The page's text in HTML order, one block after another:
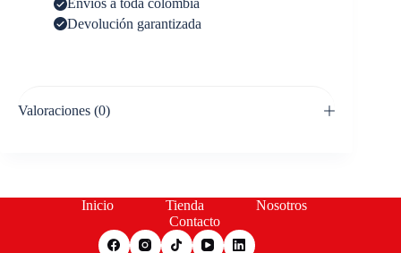
Envíos a toda colombia
Devolución garantizada
Valoraciones (0)
Inicio Tienda
Nosotros
Contacto